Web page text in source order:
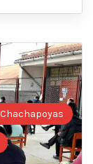
Chachapoyas